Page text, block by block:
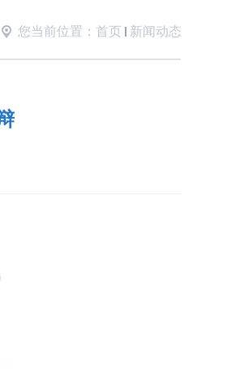
您当前位置： 首页 新闻动态